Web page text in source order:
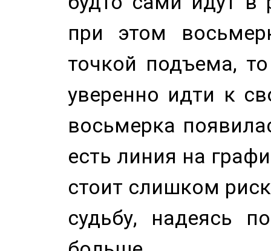
при этом
точкой подъема,
уверенно идти к
восьмерка
есть линия на
стоит слишком
судьбу, надеясь